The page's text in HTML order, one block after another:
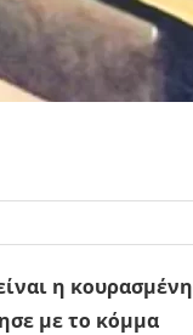
η κουρασμένη
με το κόμμα